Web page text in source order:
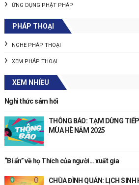
ỨNG DỤNG PHẬT PHÁP
PHÁP THOẠI
NGHE PHÁP THOẠI
XEM PHÁP THOẠI
XEM NHIỀU
Nghi thức sám hối
THÔNG BÁO: TẠM DỪNG
MÙA HÈ NĂM 2025
“Bí ẩn” về họ Thích của người... xuất gia
CHÙA ĐÌNH QUÁN: LỊCH SINH